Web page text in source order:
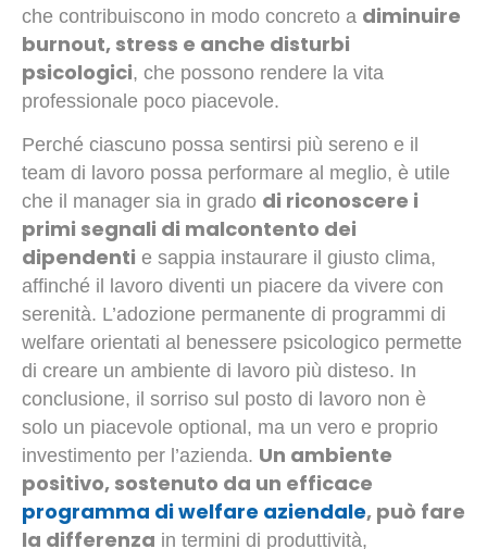
che contribuiscono in modo concreto a diminuire
burnout, stress e anche disturbi
psicologici, che possono rendere la vita
professionale poco piacevole.
Perché ciascuno possa sentirsi più sereno e il
team di lavoro possa performare al meglio, è utile
che il manager sia in grado di riconoscere i
primi segnali di malcontento dei
dipendenti e sappia instaurare il giusto clima,
affinché il lavoro diventi un piacere da vivere con
serenità. L’adozione permanente di programmi di
welfare orientati al benessere psicologico permette
di creare un ambiente di lavoro più disteso. In
conclusione, il sorriso sul posto di lavoro non è
solo un piacevole optional, ma un vero e proprio
investimento per l’azienda. Un ambiente
positivo, sostenuto da un efficace
programma di welfare aziendale, può fare
la differenza in termini di produttività,